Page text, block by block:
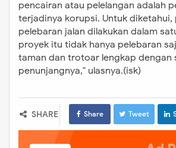
pencairan atau pelelangan adalah
terjadinya korupsi. Untuk diketahui,
pelebaran jalan dilakukan dalam
proyek itu tidak hanya pelebaran
taman dan trotoar lengkap dengan
penunjangnya," ulasnya.(isk)
SHARE Share Tweet